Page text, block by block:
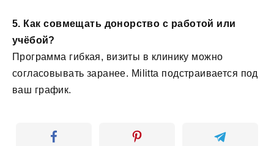
5. Как совмещать донорство с работой или
учёбой?
Программа гибкая, визиты в клинику можно
согласовывать заранее. Militta подстраивается под
ваш график.